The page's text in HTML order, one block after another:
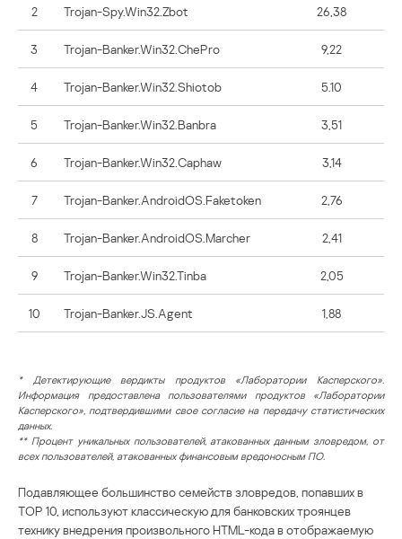
2 Trojan-Spy.Win32.Zbot 26,38
3 Trojan-Banker.Win32.ChePro 9,22
4 Trojan-Banker.Win32.Shiotob 5.10
5 Trojan-Banker.Win32.Banbra 3,51
6 Trojan-Banker.Win32.Caphaw 3,14
7 Trojan-Banker.AndroidOS.Faketoken 2,76
8 Trojan-Banker.AndroidOS.Marcher 2,41
9 Trojan-Banker.Win32.Tinba 2,05
10 Trojan-Banker.JS.Agent 1,88
* Детектирующие вердикты продуктов «Лаборатории Касперского».
Информация предоставлена пользователями продуктов «Лаборатории
Касперского», подтвердившими свое согласие на передачу статистических
данных.
** Процент уникальных пользователей, атакованных данным зловредом, от
всех пользователей, атакованных финансовым вредоносным ПО.
Подавляющее большинство семейств зловредов, попавших в
TOP 10, используют классическую для банковских троянцев
технику внедрения произвольного HTML-кода в отображаемую